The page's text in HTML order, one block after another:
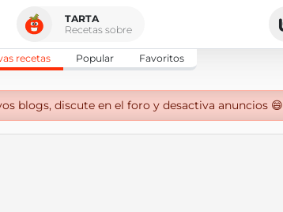
TARTA
Recetas sobre
recetas Popular Favoritos
blogs, discute en el foro y desactiva anuncios 😄